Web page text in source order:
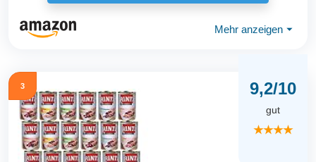
Mehr anzeigen ⏷
3 9,2/10
gut
★★★★